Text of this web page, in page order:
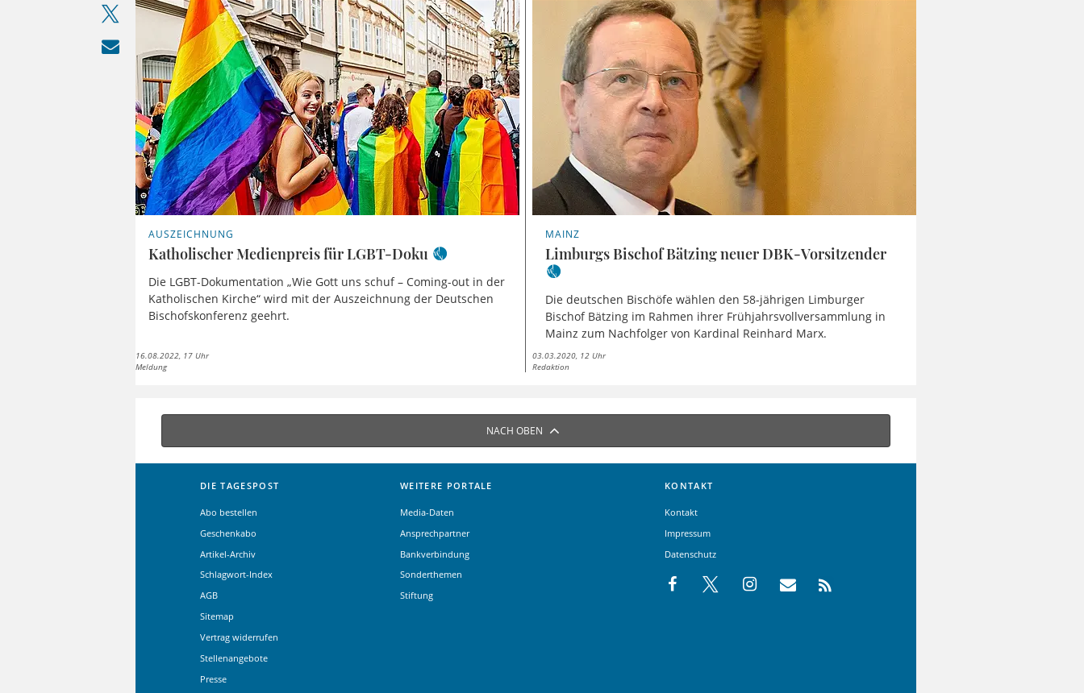
AUSZEICHNUNG
Katholischer Medienpreis für LGBT-Doku
Die LGBT-Dokumentation „Wie Gott uns schuf – Coming-out in der
Katholischen Kirche“ wird mit der Auszeichnung der Deutschen
Bischofskonferenz geehrt.
16.08.2022, 17 Uhr
Meldung
MAINZ
Limburgs Bischof Bätzing neuer DBK-Vorsitzender
Die deutschen Bischöfe wählen den 58-jährigen Limburger
Bischof Bätzing im Rahmen ihrer Frühjahrsvollversammlung in
Mainz zum Nachfolger von Kardinal Reinhard Marx.
03.03.2020, 12 Uhr
Redaktion
NACH OBEN
DIE TAGESPOST
Abo bestellen
Geschenkabo
Artikel-Archiv
Schlagwort-Index
AGB
Sitemap
Vertrag widerrufen
Stellenangebote
Presse
WEITERE PORTALE
Media-Daten
Ansprechpartner
Bankverbindung
Sonderthemen
Stiftung
KONTAKT
Kontakt
Impressum
Datenschutz